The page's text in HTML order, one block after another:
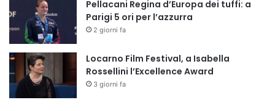
Pellacani Regina d’Europa dei tuffi: a
Parigi 5 ori per l’azzurra
2 giorni fa
Locarno Film Festival, a Isabella
Rossellini l’Excellence Award
3 giorni fa